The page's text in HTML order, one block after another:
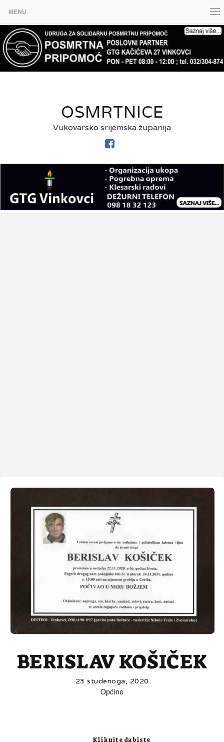
MENU
OSMRTNICE
Vukovarsko srijemska županija
BERISLAV KOŠIČEK
23 studenoga, 2020
Općine
Kliknite da biste